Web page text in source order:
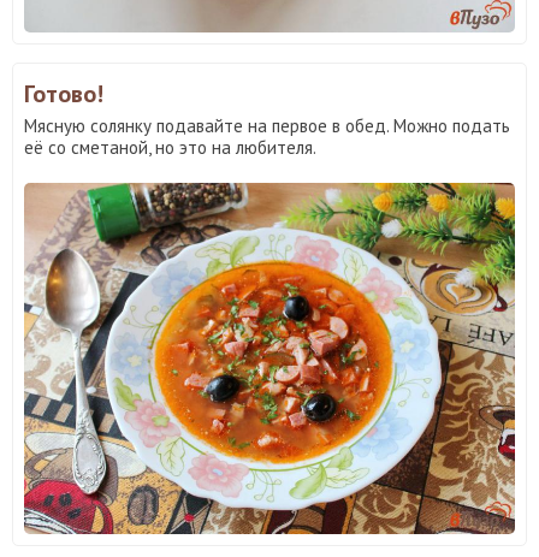
Готово!
Мясную солянку подавайте на первое в обед. Можно подать
её со сметаной, но это на любителя.